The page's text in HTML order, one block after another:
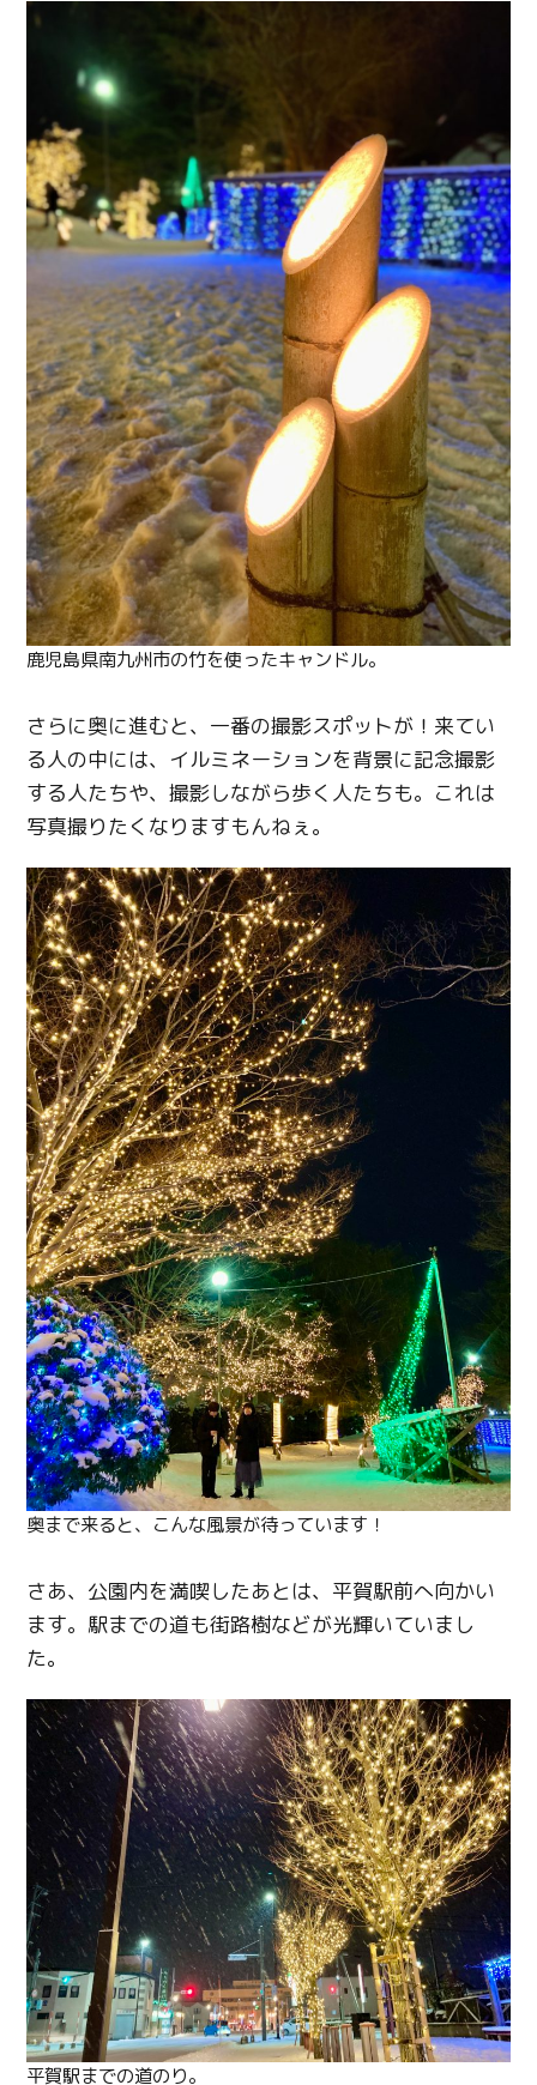
鹿児島県南九州市の竹を使ったキャンドル。
さらに奥に進むと、一番の撮影スポットが！来てい
る人の中には、イルミネーションを背景に記念撮影
する人たちや、撮影しながら歩く人たちも。これは
写真撮りたくなりますもんねぇ。
奥まで来ると、こんな風景が待っています！
さあ、公園内を満喫したあとは、平賀駅前へ向かい
ます。駅までの道も街路樹などが光輝いていまし
た。
平賀駅までの道のり。